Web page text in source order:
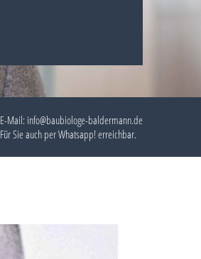
E-Mail: info@baubiologe-baldermann.de
Für Sie auch perWhatsapp!erreichbar.